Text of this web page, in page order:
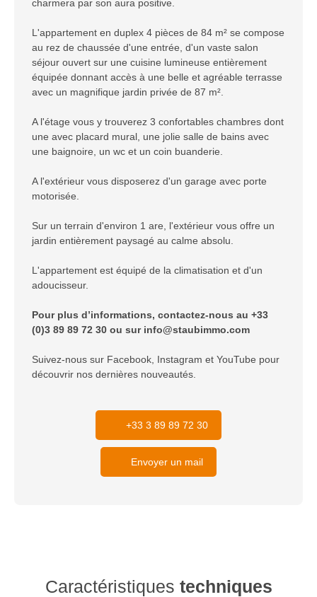
charmera par son aura positive.
L'appartement en duplex 4 pièces de 84 m² se compose
au rez de chaussée d'une entrée, d'un vaste salon
séjour ouvert sur une cuisine lumineuse entièrement
équipée donnant accès à une belle et agréable terrasse
avec un magnifique jardin privée de 87 m².
A l'étage vous y trouverez 3 confortables chambres dont
une avec placard mural, une jolie salle de bains avec
une baignoire, un wc et un coin buanderie.
A l'extérieur vous disposerez d'un garage avec porte
motorisée.
Sur un terrain d'environ 1 are, l'extérieur vous offre un
jardin entièrement paysagé au calme absolu.
L'appartement est équipé de la climatisation et d'un
adoucisseur.
Pour plus d’informations, contactez-nous au +33
(0)3 89 89 72 30 ou sur info@staubimmo.com
Suivez-nous sur Facebook, Instagram et YouTube pour
découvrir nos dernières nouveautés.
+33 3 89 89 72 30
Envoyer un mail
Caractéristiques techniques